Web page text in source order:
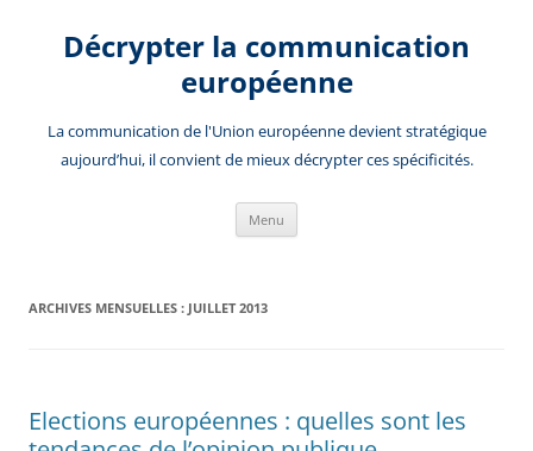
contenuDécrypter la communication
européenne
La communication de l'Union européenne devient stratégique
aujourd’hui, il convient de mieux décrypter ces spécificités.
Menu
ARCHIVES MENSUELLES : JUILLET 2013
Elections européennes : quelles sont les